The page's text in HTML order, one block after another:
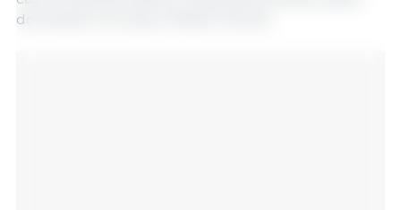
domanda in Europa e Medio Oriente.